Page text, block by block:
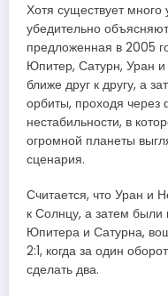
Хотя существует
убедительно
предложенная в 2005
Юпитер, Сатурн, Уран
ближе друг к другу, а
орбиты, проходя через
нестабильности, в
огромной планеты
сценария.
Считается, что Уран и
к Солнцу, а затем
Юпитера и Сатурна,
2:1, когда за один
сделать два.